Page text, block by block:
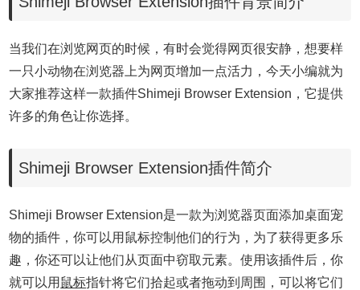
当我们在浏览网页的时候，有时会觉得网页很安静，想要样
一只小动物在浏览器上为网页增加一点活力，今天小编就为
大家推荐这样一款插件Shimeji Browser Extension，它提供
许多的角色让你选择。
Shimeji Browser Extension插件简介
Shimeji Browser Extension是一款为浏览器页面添加桌面宠
物的插件，你可以用鼠标控制他们的行为，为了获得更多乐
趣，你还可以让他们从页面中窃取元素。使用该插件后，你
就可以用 鼠标指针将它们拾起或者拖动到周围，可以将它们